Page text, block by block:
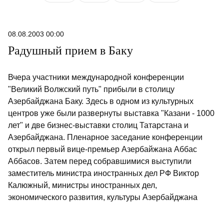
08.08.2003 00:00
Радушный прием в Баку
Вчера участники международной конференции
"Великий Волжский путь" прибыли в столицу
Азербайджана Баку. Здесь в одном из культурных
центров уже были развернуты выставка "Казани - 1000
лет" и две бизнес-выставки столиц Татарстана и
Азербайджана. Пленарное заседание конференции
открыл первый вице-премьер Азербайжана Аббас
Аббасов. Затем перед собравшимися выступили
заместитель министра иностранных дел РФ Виктор
Калюжный, министры иностранных дел,
экономического развития, культуры Азербайджана